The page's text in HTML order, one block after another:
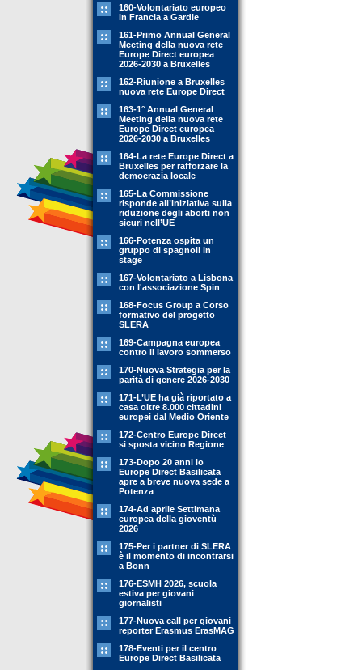
160-Volontariato europeo
in Francia a Gardie
161-Primo Annual General
Meeting della nuova rete
Europe Direct europea
2026-2030 a Bruxelles
162-Riunione a Bruxelles
nuova rete Europe Direct
163-1° Annual General
Meeting della nuova rete
Europe Direct europea
2026-2030 a Bruxelles
164-La rete Europe Direct a
Bruxelles per rafforzare la
democrazia locale
165-La Commissione
risponde all’iniziativa sulla
riduzione degli aborti non
sicuri nell’UE
166-Potenza ospita un
gruppo di spagnoli in
stage
167-Volontariato a Lisbona
con l'associazione Spin
168-Focus Group a Corso
formativo del progetto
SLERA
169-Campagna europea
contro il lavoro sommerso
170-Nuova Strategia per la
parità di genere 2026-2030
171-L’UE ha già riportato a
casa oltre 8.000 cittadini
europei dal Medio Oriente
172-Centro Europe Direct
si sposta vicino Regione
173-Dopo 20 anni lo
Europe Direct Basilicata
apre a breve nuova sede a
Potenza
174-Ad aprile Settimana
europea della gioventù
2026
175-Per i partner di SLERA
è il momento di incontrarsi
a Bonn
176-ESMH 2026, scuola
estiva per giovani
giornalisti
177-Nuova call per giovani
reporter Erasmus ErasMAG
178-Eventi per il centro
Europe Direct Basilicata